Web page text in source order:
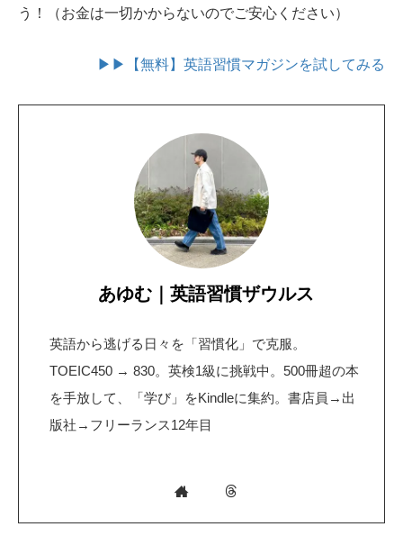
う！（お金は一切かからないのでご安心ください）
▶▶【無料】英語習慣マガジンを試してみる
あゆむ｜英語習慣ザウルス
英語から逃げる日々を「習慣化」で克服。
TOEIC450 → 830。英検1級に挑戦中。500冊超の本
を手放して、「学び」をKindleに集約。書店員→出
版社→フリーランス12年目